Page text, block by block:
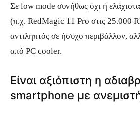
Σε low mode συνήθως όχι ή
(π.χ. RedMagic 11 Pro στις 25.000
αντιληπτός σε ήσυχο περιβάλλον,
από PC cooler.
Είναι αξιόπιστη η
smartphone με